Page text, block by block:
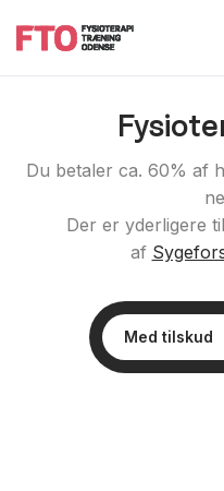
Du betaler ca. 60% af
Der er yderligere
af
Med tilskud